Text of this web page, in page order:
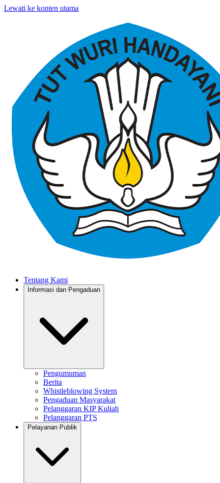
Lewati ke konten utama
Tentang Kami
Informasi dan Pengaduan
Pengumuman
Berita
Whistleblowing System
Pengaduan Masyarakat
Pelanggaran KIP Kuliah
Pelanggaran PTS
Pelayanan Publik